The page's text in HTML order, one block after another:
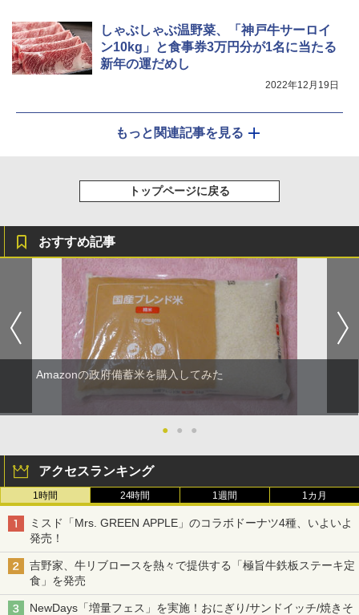
クション トースト機能
￥44,800
しゃぶしゃぶ温野菜、「神戸牛サーロイ
ン10kg」と食事券3万円分が1名に当たる
新年の運だめし
2022年12月19日
もっと関連記事を見る
トップページに戻る
おすすめ記事
Amazonの政府備蓄米を購入してみた
● ● ●
アクセスランキング
1時間 24時間 1週間 1カ月
ミスド「Mrs. GREEN APPLE」のコラボドーナツ4種、いよいよ
発売！
吉野家、牛リブロースを熱々で提供する「極旨牛鉄板ステーキ定
食」を発売
NewDays「増量フェス」を実施！おにぎり/サンドイッチ/焼きそ